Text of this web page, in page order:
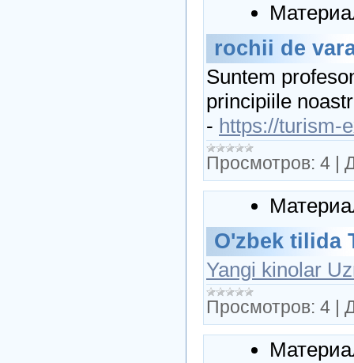
rochii de
Suntem
principiile
- https://turism-
Просмотров: 4 |
O'zbek tilida
Yangi kinolar
Просмотров: 4 |